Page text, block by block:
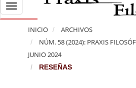
Toggle navigation
INICIO
ARCHIVOS
NÚM. 58 (2024): PRAXIS
JUNIO 2024
RESEÑAS